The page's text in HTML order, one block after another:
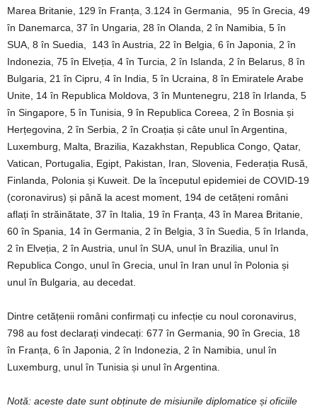
Marea Britanie, 129 în Franța, 3.124 în Germania, 95 în Grecia, 49
în Danemarca, 37 în Ungaria, 28 în Olanda, 2 în Namibia, 5 în
SUA, 8 în Suedia, 143 în Austria, 22 în Belgia, 6 în Japonia, 2 în
Indonezia, 75 în Elveția, 4 în Turcia, 2 în Islanda, 2 în Belarus, 8 în
Bulgaria, 21 în Cipru, 4 în India, 5 în Ucraina, 8 în Emiratele Arabe
Unite, 14 în Republica Moldova, 3 în Muntenegru, 218 în Irlanda, 5
în Singapore, 5 în Tunisia, 9 în Republica Coreea, 2 în Bosnia și
Herțegovina, 2 în Serbia, 2 în Croația și câte unul în Argentina,
Luxemburg, Malta, Brazilia, Kazakhstan, Republica Congo, Qatar,
Vatican, Portugalia, Egipt, Pakistan, Iran, Slovenia, Federația Rusă,
Finlanda, Polonia și Kuweit. De la începutul epidemiei de COVID-19
(coronavirus) și până la acest moment, 194 de cetățeni români
aflați în străinătate, 37 în Italia, 19 în Franța, 43 în Marea Britanie,
60 în Spania, 14 în Germania, 2 în Belgia, 3 în Suedia, 5 în Irlanda,
2 în Elveția, 2 în Austria, unul în SUA, unul în Brazilia, unul în
Republica Congo, unul în Grecia, unul în Iran unul în Polonia și
unul în Bulgaria, au decedat.
Dintre cetățenii români confirmați cu infecție cu noul coronavirus,
798 au fost declarați vindecați: 677 în Germania, 90 în Grecia, 18
în Franța, 6 în Japonia, 2 în Indonezia, 2 în Namibia, unul în
Luxemburg, unul în Tunisia și unul în Argentina.
Notă: aceste date sunt obținute de misiunile diplomatice și oficiile